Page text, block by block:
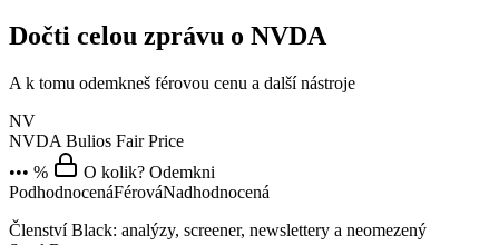
Dočti celou zprávu o NVDA
A k tomu odemkneš férovou cenu a další nástroje
NV
NVDA Bulios Fair Price
••• %
O kolik? Odemkni
PodhodnocenáFérováNadhodnocená
Členství Black: analýzy, screener, newslettery a neomezený